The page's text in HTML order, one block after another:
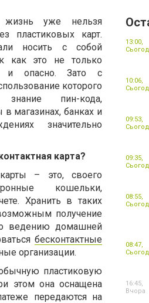
жизнь уже нельзя
пластиковых карт.
носить с собой
как это не только
и опасно. Зато с
которого
знание пин-кода,
в магазинах, банках и
значительно
карта?
– это, своего
кошельки,
Хранить в таких
получение
ведению домашней
бесконтактные
организации.
пластиковую
этом она оснащена
передаются на
13:00,
10:06,
09:53,
09:35,
08:55,
08:47,
16:45,
Вчора